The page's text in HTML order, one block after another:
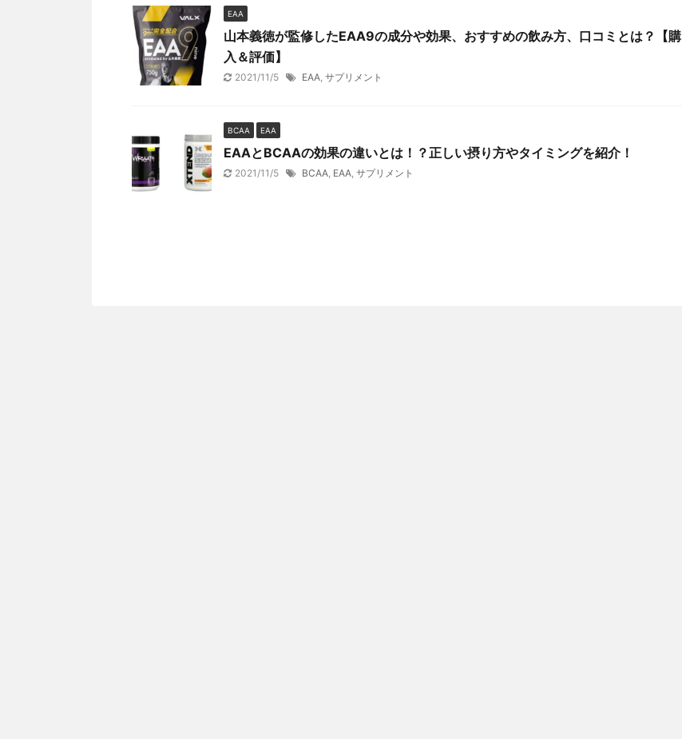
EAA
山本義徳が監修したEAA9の成分や効果、おすすめの飲み方、口コミとは？【購
入＆評価】
2021/11/5 EAA, サプリメント
BCAA EAA
EAAとBCAAの効果の違いとは！？正しい摂り方やタイミングを紹介！
2021/11/5 BCAA, EAA, サプリメント